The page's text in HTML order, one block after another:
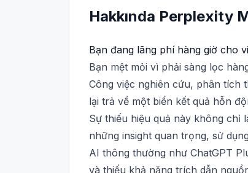
Hakkında Perplexity
Bạn đang lãng phí hàng giờ cho
Bạn mệt mỏi vì phải sàng lọc
Công việc nghiên cứu, phân tích
lại trả về một biển kết quả hỗn
Sự thiếu hiệu quả này không chỉ
những insight quan trọng, sử
AI thông thường như ChatGPT
và thiếu khả năng trích dẫn